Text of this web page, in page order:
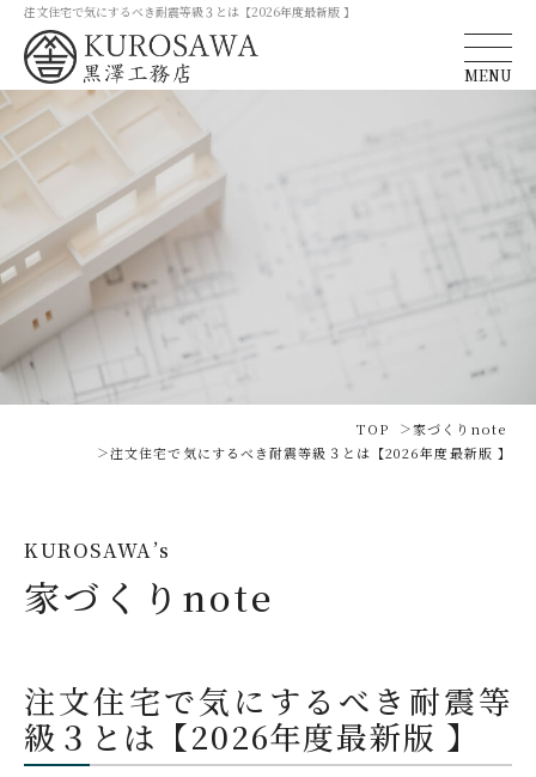
注文住宅で気にするべき耐震等級３とは【2026年度最新版 】
MENU
TOP
家づくりnote
注文住宅で気にするべき耐震等級３とは【2026年度最新版 】
KUROSAWA’s
家づくりnote
注文住宅で気にするべき耐震等
級３とは【2026年度最新版 】